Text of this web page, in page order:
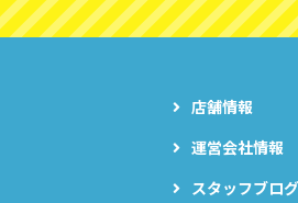
店舗情報
運営会社情報
スタッフブログ